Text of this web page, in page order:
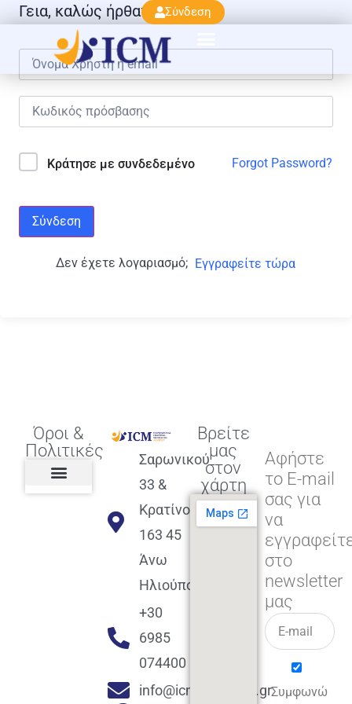
Σύνδεση
Γεια, καλώς ήρθατε πάλι!
Κράτησε με συνδεδεμένο Forgot Password?
Σύνδεση
Δεν έχετε λογαριασμό; Εγγραφείτε τώρα
Όροι &
Πολιτικές
Σαρωνικού
33 &
Κρατίνου
163 45
Άνω
Ηλιούπολη
+30
6985
074400
info@icmacademy.gr
Βρείτε
μας
στον
χάρτη
Αφήστε
το E-mail
σας για
να
στο
newsletter
μας
Συμφωνώ